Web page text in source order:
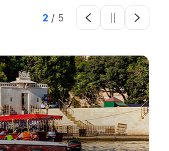
요! 읽기 쉬운
대처(8.4.화)
2 / 5